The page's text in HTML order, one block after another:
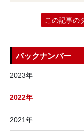
この記事の
バックナンバー
2023年
2022年
2021年